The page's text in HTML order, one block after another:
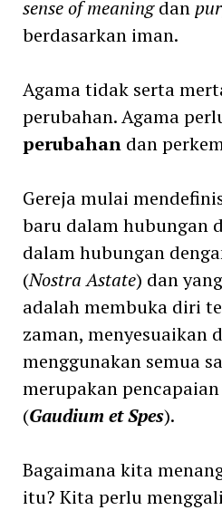
sense of meaningdan
berdasarkan iman.
Agama tidak serta
perubahan. Agama
perubahandan
Gereja mulai
baru dalam hubungan
dalam hubungan
(Nostra Astate) dan
adalah membuka diri
zaman, menyesuaikan
menggunakan semua
merupakan
(Gaudium et Spes).
Bagaimana kita
itu? Kita perlu